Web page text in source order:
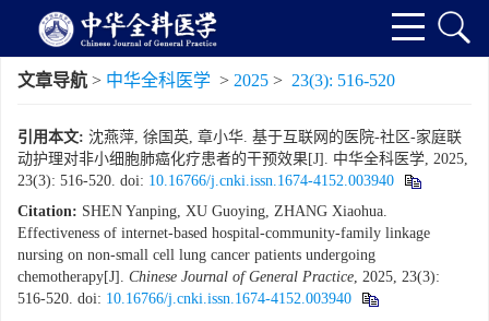
文章导航 > 中华全科医学 > 2025 > 23(3): 516-520
引用本文: 沈燕萍, 徐国英, 章小华. 基于互联网的医院-社区-家庭联
动护理对非小细胞肺癌化疗患者的干预效果[J]. 中华全科医学, 2025,
23(3): 516-520. doi: 10.16766/j.cnki.issn.1674-4152.003940
Citation: SHEN Yanping, XU Guoying, ZHANG Xiaohua.
Effectiveness of internet-based hospital-community-family linkage
nursing on non-small cell lung cancer patients undergoing
chemotherapy[J]. Chinese Journal of General Practice, 2025, 23(3):
516-520. doi: 10.16766/j.cnki.issn.1674-4152.003940